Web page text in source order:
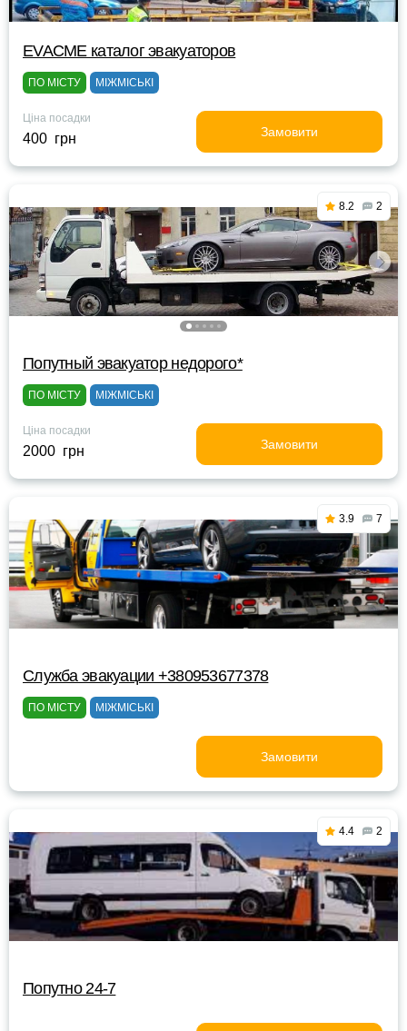
EVACME каталог эвакуаторов
ПО МІСТУ МІЖМІСЬКІ
Ціна посадки
400 грн Замовити
8.2 2
Попутный эвакуатор недорого*
ПО МІСТУ МІЖМІСЬКІ
Ціна посадки
2000 грн Замовити
3.9 7
Служба эвакуации +380953677378
ПО МІСТУ МІЖМІСЬКІ
Замовити
4.4 2
Попутно 24-7